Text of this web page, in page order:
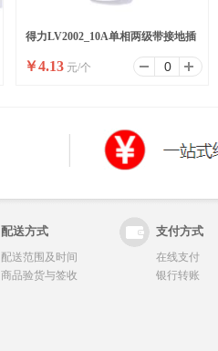
得力LV2002_10A单相两级带接地插
头_彩盒装(白)(10/盒)
￥4.13 元/个
配送方式 支付方式
配送范围及时间
商品验货与签收
在线支付
银行转账